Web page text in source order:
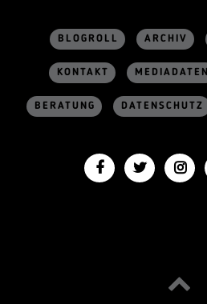
BLOGROLL ARCHIV
KONTAKT MEDIADATEN
BERATUNG DATENSCHUTZ